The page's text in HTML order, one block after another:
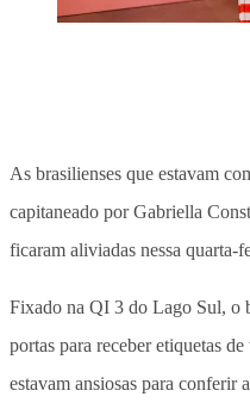
As brasilienses que estavam
capitaneado por Gabriella
ficaram aliviadas nessa quarta-
Fixado na QI 3 do Lago Sul, o
portas para receber etiquetas
estavam ansiosas para conferir